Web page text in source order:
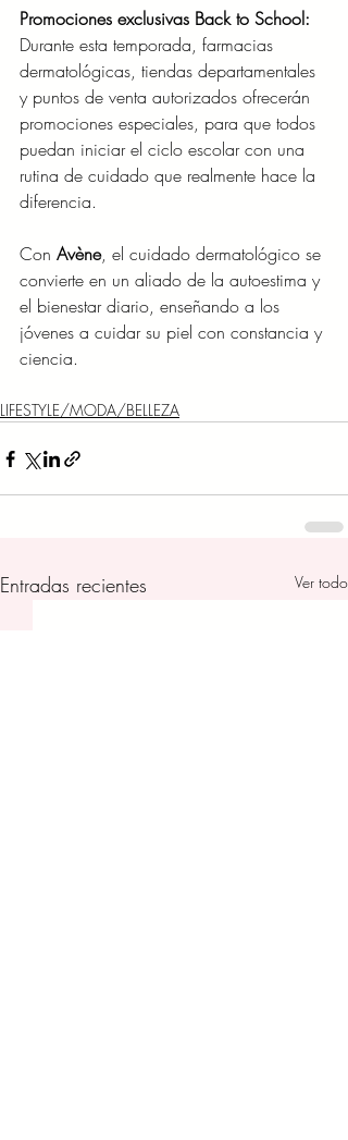
Promociones exclusivas Back to School:
Durante esta temporada, farmacias
dermatológicas, tiendas departamentales
y puntos de venta autorizados ofrecerán
promociones especiales, para que todos
puedan iniciar el ciclo escolar con una
rutina de cuidado que realmente hace la
diferencia.
Con Avène, el cuidado dermatológico se
convierte en un aliado de la autoestima y
el bienestar diario, enseñando a los
jóvenes a cuidar su piel con constancia y
ciencia.
LIFESTYLE/MODA/BELLEZA
Entradas recientes Ver todo